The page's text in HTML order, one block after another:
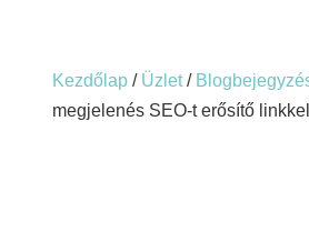
Kezdőlap / Üzlet/
megjelenés SEO-t erősítő linkkel